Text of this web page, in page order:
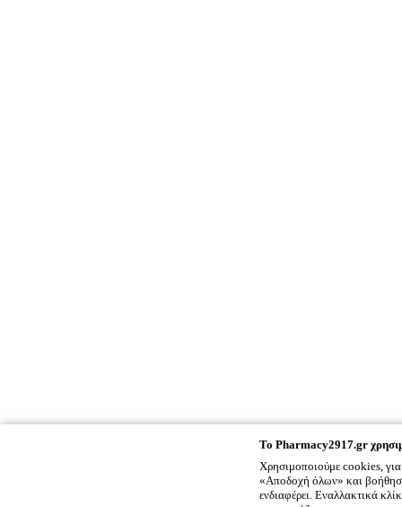
To Pharmacy2917.gr
Χρησιμοποιούμε cookies,
«Αποδοχή όλων» και
ενδιαφέρει. Εναλλακτικά